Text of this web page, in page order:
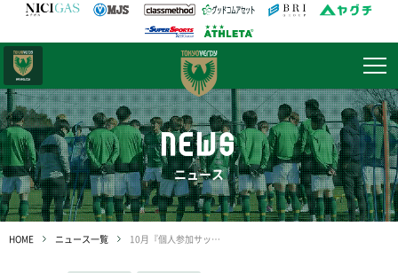
NEWS
ニュース
HOME ニュース一覧 10月『個人参加サッカー』開催のお知らせ